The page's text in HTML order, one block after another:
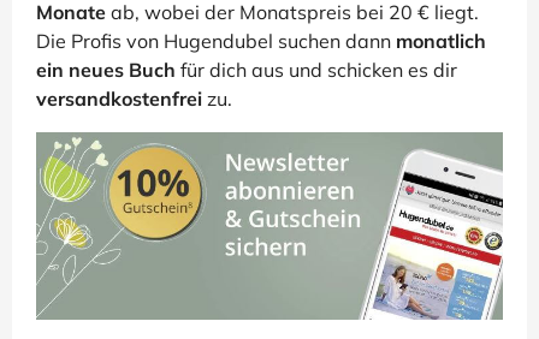
Monate ab, wobei der Monatspreis bei 20 € liegt.
Die Profis von Hugendubel suchen dann monatlich
ein neues Buch für dich aus und schicken es dir
versandkostenfrei zu.